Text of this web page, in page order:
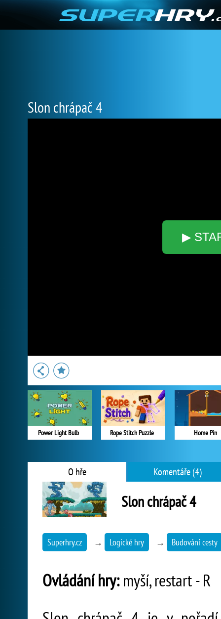
Slon chrápač 4
▶
Power Light Bulb Rope Stitch Puzzle Home Pin
O hře Komentáře (4)
Slon chrápač 4
Superhry.cz → Logické hry → Budování cesty
Ovládání hry:myší, restart - R